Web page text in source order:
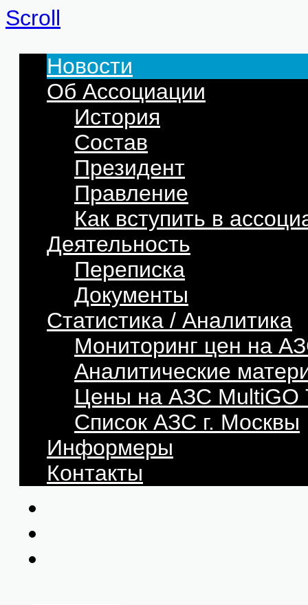
Scroll
Новости
Об Ассоциации
История
Состав
Президент
Правление
Как вступить в
Деятельность
Переписка
Документы
Статистика / Аналитика
Мониторинг цен на
Аналитические
Цены на АЗС
Список АЗС г. Москвы
Информеры
Контакты